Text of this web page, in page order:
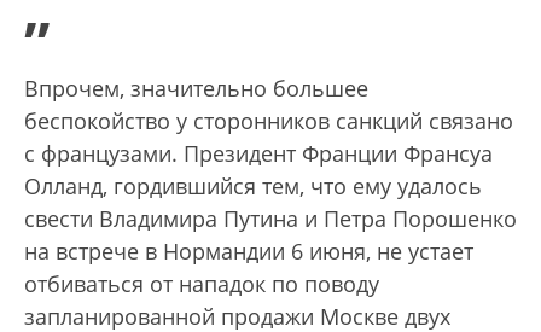
”
Впрочем, значительно большее
беспокойство у сторонников санкций связано
с французами. Президент Франции Франсуа
Олланд, гордившийся тем, что ему удалось
свести Владимира Путина и Петра Порошенко
на встрече в Нормандии 6 июня, не устает
отбиваться от нападок по поводу
запланированной продажи Москве двух